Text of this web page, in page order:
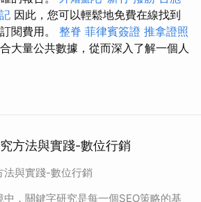
因此，您可以輕鬆地免費在線找到
閱費用。 整脊 菲律賓簽證 推拿證照
大量公共數據，從而深入了解一個人
方法與實踐-數位行銷
法與實踐-數位行銷
，關鍵字研究是每一個SEO策略的基